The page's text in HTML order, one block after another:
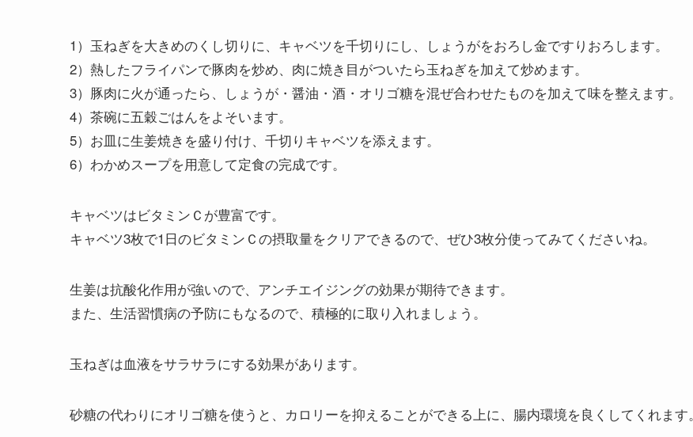
1）玉ねぎを大きめのくし切りに、キャベツを千切りにし、しょうがをおろし金ですりおろします。
2）熱したフライパンで豚肉を炒め、肉に焼き目がついたら玉ねぎを加えて炒めます。
3）豚肉に火が通ったら、しょうが・醤油・酒・オリゴ糖を混ぜ合わせたものを加えて味を整えます。
4）茶碗に五穀ごはんをよそいます。
5）お皿に生姜焼きを盛り付け、千切りキャベツを添えます。
6）わかめスープを用意して定食の完成です。
キャベツはビタミンＣが豊富です。
キャベツ3枚で1日のビタミンＣの摂取量をクリアできるので、ぜひ3枚分使ってみてくださいね。
生姜は抗酸化作用が強いので、アンチエイジングの効果が期待できます。
また、生活習慣病の予防にもなるので、積極的に取り入れましょう。
玉ねぎは血液をサラサラにする効果があります。
砂糖の代わりにオリゴ糖を使うと、カロリーを抑えることができる上に、腸内環境を良くしてくれます。